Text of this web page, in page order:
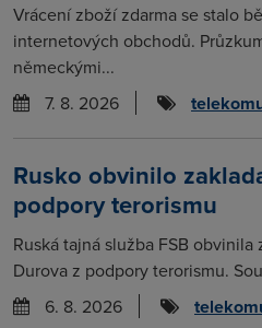
Vrácení zboží zdarma se stalo
internetových obchodů.
německými...
7. 8. 2026
Rusko obvinilo
podpory terorismu
Ruská tajná služba FSB
Durova z podpory terorismu.
6. 8. 2026